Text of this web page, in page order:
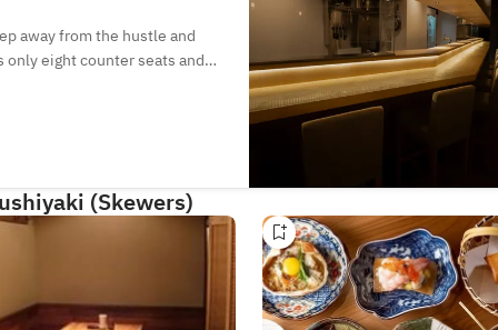
away from the hustle and
only eight counter seats and
(Skewers)